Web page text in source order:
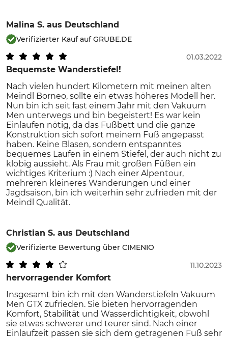
Malina S. aus Deutschland
Verifizierter Kauf auf GRUBE.DE
Bequemste Wanderstiefel!
01.03.2022
Nach vielen hundert Kilometern mit meinen alten
Meindl Borneo, sollte ein etwas höheres Modell her.
Nun bin ich seit fast einem Jahr mit den Vakuum
Men unterwegs und bin begeistert! Es war kein
Einlaufen nötig, da das Fußbett und die ganze
Konstruktion sich sofort meinem Fuß angepasst
haben. Keine Blasen, sondern entspanntes
bequemes Laufen in einem Stiefel, der auch nicht zu
klobig aussieht. Als Frau mit großen Füßen ein
wichtiges Kriterium :) Nach einer Alpentour,
mehreren kleineres Wanderungen und einer
Jagdsaison, bin ich weiterhin sehr zufrieden mit der
Meindl Qualität.
Christian S. aus Deutschland
Verifizierte Bewertung über CIMENIO
hervorragender Komfort
11.10.2023
Insgesamt bin ich mit den Wanderstiefeln Vakuum
Men GTX zufrieden. Sie bieten hervorragenden
Komfort, Stabilität und Wasserdichtigkeit, obwohl
sie etwas schwerer und teurer sind. Nach einer
Einlaufzeit passen sie sich dem getragenen Fuß sehr